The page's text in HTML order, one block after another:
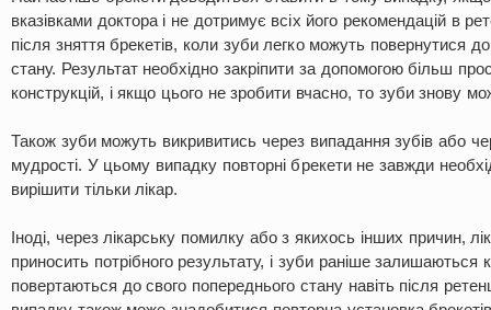
вказівками доктора і не дотримує всіх його рекомендацій в
після зняття брекетів, коли зуби легко можуть повернутися
стану. Результат необхідно закріпити за допомогою більш
конструкцій, і якщо цього не зробити вчасно, то зуби знову
Також зуби можуть викривитись через випадання зубів або
мудрості. У цьому випадку повторні брекети не завжди
вирішити тільки лікар.
Іноді, через лікарську помилку або з якихось інших причин,
приносить потрібного результату, і зуби раніше залишаються
повертаються до свого попереднього стану навіть після